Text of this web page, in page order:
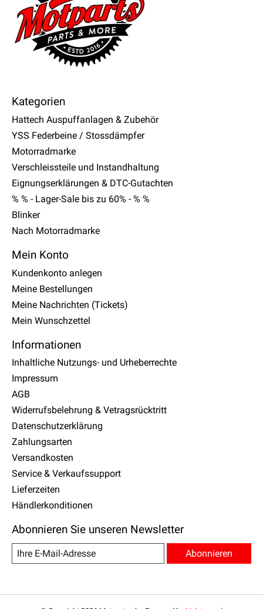
Kategorien
Hattech Auspuffanlagen & Zubehör
YSS Federbeine / Stossdämpfer
Motorradmarke
Verschleissteile und Instandhaltung
Eignungserklärungen & DTC-Gutachten
% % - Lager-Sale bis zu 60% - % %
Blinker
Nach Motorradmarke
Mein Konto
Kundenkonto anlegen
Meine Bestellungen
Meine Nachrichten (Tickets)
Mein Wunschzettel
Informationen
Inhaltliche Nutzungs- und Urheberrechte
Impressum
AGB
Widerrufsbelehrung & Vetragsrücktritt
Datenschutzerklärung
Zahlungsarten
Versandkosten
Service & Verkaufssupport
Lieferzeiten
Händlerkonditionen
Abonnieren Sie unseren Newsletter
Abonnieren